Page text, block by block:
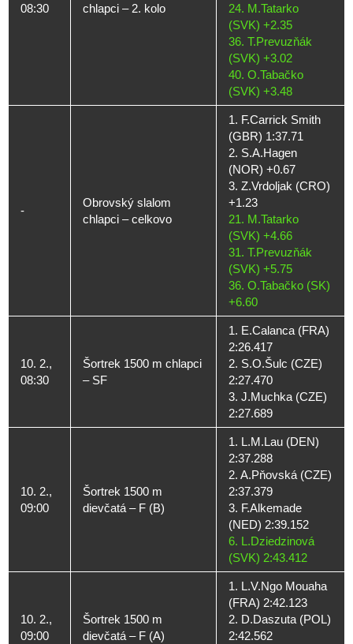
08:30
chlapci – 2. kolo
24. M.Tatarko
(SVK) +2.35
36. T.Prevuzňák
(SVK) +3.02
40. O.Tabačko
(SVK) +3.48
-
Obrovský slalom
chlapci – celkovo
1. F.Carrick Smith
(GBR) 1:37.71
2. S.A.Hagen
(NOR) +0.67
3. Z.Vrdoljak (CRO)
+1.23
21. M.Tatarko
(SVK) +4.66
31. T.Prevuzňák
(SVK) +5.75
36. O.Tabačko (SK)
+6.60
10. 2.,
08:30
Šortrek 1500 m chlapci
– SF
1. E.Calanca (FRA)
2:26.417
2. S.O.Šulc (CZE)
2:27.470
3. J.Muchka (CZE)
2:27.689
10. 2.,
09:00
Šortrek 1500 m
dievčatá – F (B)
1. L.M.Lau (DEN)
2:37.288
2. A.Pňovská (CZE)
2:37.379
3. F.Alkemade
(NED) 2:39.152
6. L.Dziedzinová
(SVK) 2:43.412
10. 2.,
09:00
Šortrek 1500 m
dievčatá – F (A)
1. L.V.Ngo Mouaha
(FRA) 2:42.123
2. D.Daszuta (POL)
2:42.562